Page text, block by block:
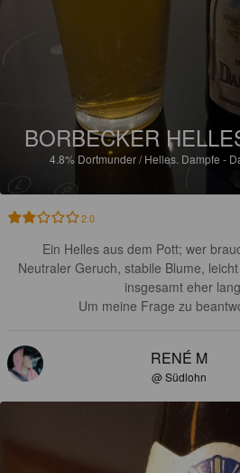
BORBECKER
4.8% Dortmunder / Helles. Dampfe -
2.0
Ein Helles aus dem Pott; wer
Neutraler Geruch, stabile Blume,
insgesamt eher
Um meine Frage zu
RENÉ M
@ Südlohn